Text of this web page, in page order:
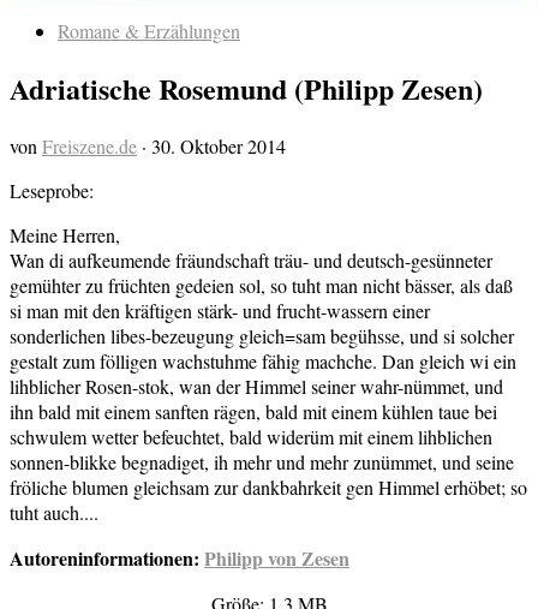
Romane & Erzählungen
Adriatische Rosemund (Philipp Zesen)
von Freiszene.de · 30. Oktober 2014
Leseprobe:
Meine Herren,
Wan di aufkeumende fräundschaft träu- und deutsch-gesünneter
gemühter zu früchten gedeien sol, so tuht man nicht bässer, als daß
si man mit den kräftigen stärk- und frucht-wassern einer
sonderlichen libes-bezeugung gleich=sam begühsse, und si solcher
gestalt zum fölligen wachstuhme fähig machche. Dan gleich wi ein
lihblicher Rosen-stok, wan der Himmel seiner wahr-nümmet, und
ihn bald mit einem sanften rägen, bald mit einem kühlen taue bei
schwulem wetter befeuchtet, bald widerüm mit einem lihblichen
sonnen-blikke begnadiget, ih mehr und mehr zunümmet, und seine
fröliche blumen gleichsam zur dankbahrkeit gen Himmel erhöbet; so
tuht auch....
Autoreninformationen: Philipp von Zesen
Größe: 1,3 MB